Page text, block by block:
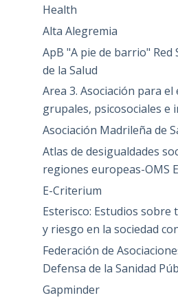
Health
Alta Alegremia
ApB "A pie de barrio" Red
de la Salud
Area 3. Asociación para
grupales, psicosociales e
Asociación Madrileña de
Atlas de desigualdades
regiones europeas-OMS
E-Criterium
Esterisco: Estudios sobre
y riesgo en la sociedad
Federación de
Defensa de la Sanidad
Gapminder